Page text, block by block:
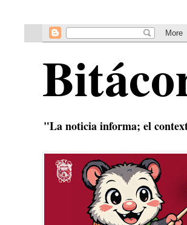
"La noticia informa; el